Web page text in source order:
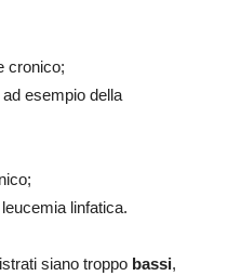
cronico;
esempio della
linfatica.
siano troppo bassi,